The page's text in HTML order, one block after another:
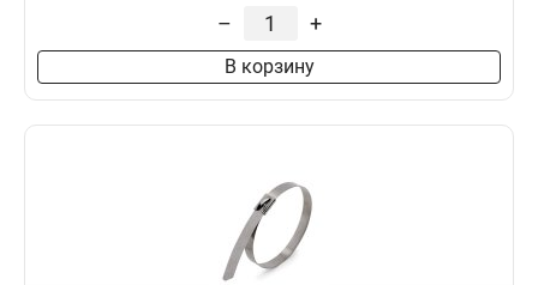
– +
В корзину